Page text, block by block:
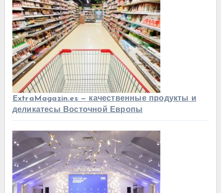
ExtraMagazin.es — качественные продукты и
деликатесы Восточной Европы